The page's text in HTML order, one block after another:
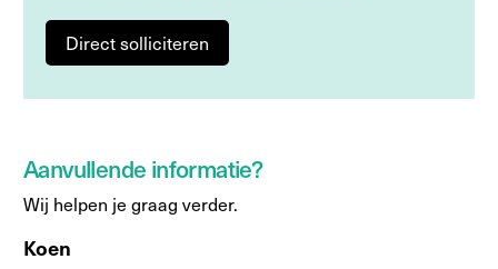
Direct solliciteren
Aanvullende informatie?
Wij helpen je graag verder.
Koen